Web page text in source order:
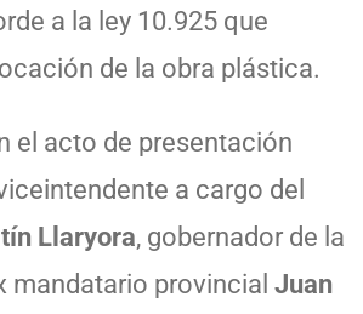
a la ley 10.925 que
de la obra plástica.
el acto de presentación
a cargo del
Llaryora, gobernador de la
mandatario provincial Juan